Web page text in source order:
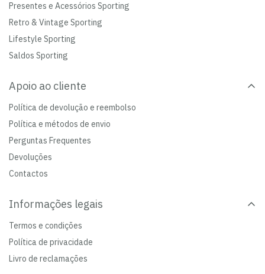
Presentes e Acessórios Sporting
Retro & Vintage Sporting
Lifestyle Sporting
Saldos Sporting
Apoio ao cliente
Política de devolução e reembolso
Política e métodos de envio
Perguntas Frequentes
Devoluções
Contactos
Informações legais
Termos e condições
Política de privacidade
Livro de reclamações